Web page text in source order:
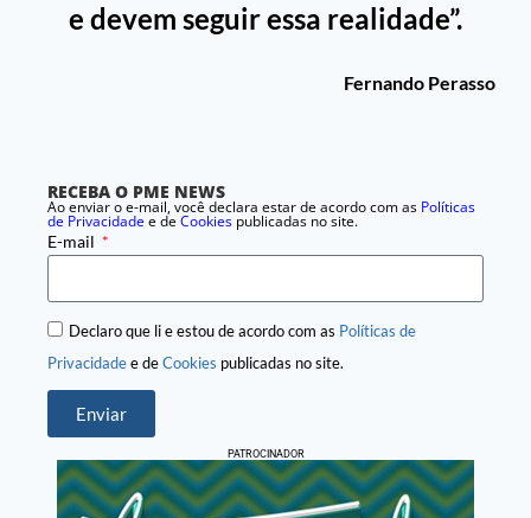
e devem seguir essa realidade”.
Fernando Perasso
RECEBA O PME NEWS
Ao enviar o e-mail, você declara estar de acordo com as Políticas
de Privacidadee deCookies publicadas no site.
E-mail
Declaro que li e estou de acordo com as Políticas de
Privacidadee deCookies publicadas no site.
Enviar
PATROCINADOR